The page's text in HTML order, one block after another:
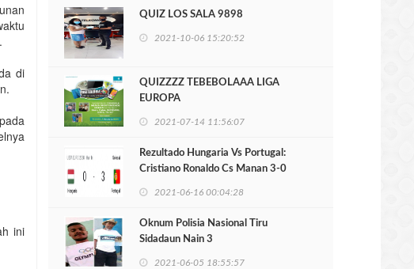
di
ini
QUIZ LOS SALA 9898
2021-10-06 15:20:52
QUIZZZZ TEBEBOLAAA LIGA
EUROPA
2021-07-14 11:56:07
Rezultado Hungaria Vs Portugal:
Cristiano Ronaldo Cs Manan 3-0
2021-06-16 00:04:28
Oknum Polisia Nasional Tiru
Sidadaun Nain 3
2021-06-05 18:55:57